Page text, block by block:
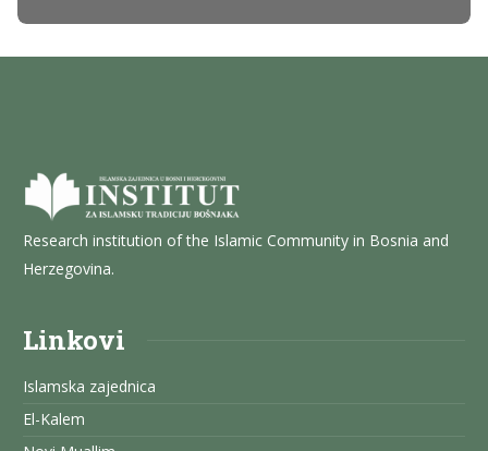
Research institution of the Islamic Community in Bosnia and
Herzegovina.
Linkovi
Islamska zajednica
El-Kalem